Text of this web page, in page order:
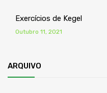
Exercícios de Kegel
Outubro 11, 2021
ARQUIVO